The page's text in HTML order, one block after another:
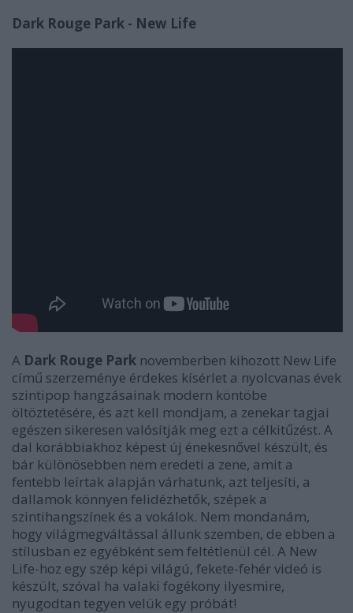
Dark Rouge Park - New Life
A Dark Rouge Park novemberben kihozott New Life
című szerzeménye érdekes kísérlet a nyolcvanas évek
szintipop hangzásainak modern köntöbe
öltöztetésére, és azt kell mondjam, a zenekar tagjai
egészen sikeresen valósítják meg ezt a célkitűzést. A
dal korábbiakhoz képest új énekesnővel készült, és
bár különösebben nem eredeti a zene, amit a
fentebb leírtak alapján várhatunk, azt teljesíti, a
dallamok könnyen felidézhetők, szépek a
szintihangszínek és a vokálok. Nem mondanám,
hogy világmegváltással állunk szemben, de ebben a
stílusban ez egyébként sem feltétlenül cél. A New
Life-hoz egy szép képi világú, fekete-fehér videó is
készült, szóval ha valaki fogékony ilyesmire,
nyugodtan tegyen velük egy próbát!